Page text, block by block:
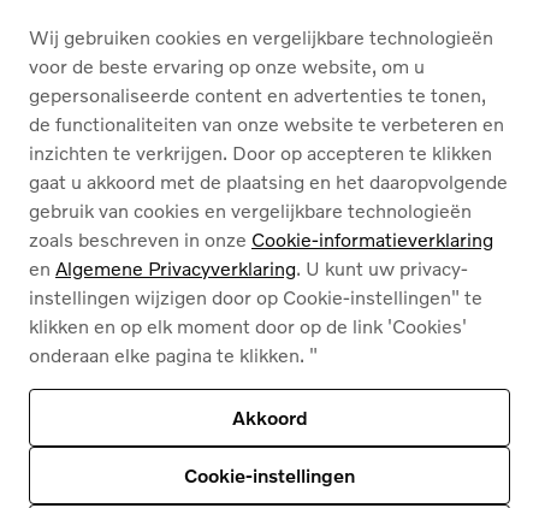
DIENSTEN
OVER ONS
Cookies
Privacybeleid
Juridische info
Deze site wordt beschermd door reCAPTCHA en
het privacybeleid van Google
Servicevoorwaarden zijn van toepassing
© 2026
Volvo Car Corporation (of zijn dochterondernemingen of licentiegevers).
Wij gebruiken cookies en vergelijkbare technologieën
voor de beste ervaring op onze website, om u
gepersonaliseerde content en advertenties te tonen,
de functionaliteiten van onze website te verbeteren en
inzichten te verkrijgen. Door op accepteren te klikken
gaat u akkoord met de plaatsing en het daaropvolgende
gebruik van cookies en vergelijkbare technologieën
zoals beschreven in onze Cookie-informatieverklaring
en Algemene Privacyverklaring. U kunt uw privacy-
instellingen wijzigen door op Cookie-instellingen" te
klikken en op elk moment door op de link 'Cookies'
onderaan elke pagina te klikken. "
Akkoord
Cookie-instellingen